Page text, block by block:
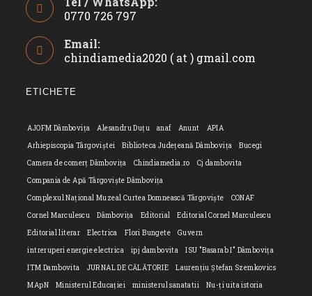
0770 726 797
in
your
Email:
chindiamedia2020 ( at ) gmail.com
ETICHETE
AJOFM Dâmbovița Alesandru Duțu anaf Anunt
APIA
Arhiepiscopia Târgoviștei
Biblioteca Județeană Dâmbovița
Bucegi
Camera de comerț Dâmbovița
Chindiamedia.ro
Cj dambovita
Compania de Apă Târgoviște Dâmbovița
Complexul Național Muzeal Curtea Domnească Târgoviște
CONAF
Cornel Marculescu
Dâmbovița Editorial
Editorial Cornel Marculescu
Editorial literar
Electrica Flori Bungete
Guvern
intreruperi energie electrica
ipj dambovita
ISU "Basarab I" Dâmbovița
ITM Dambovita
JURNAL DE CĂLĂTORIE
Laurențiu Ștefan Szemkovics
MApN
Ministerul Educației ministerul sanatatii Nu-ți uita istoria